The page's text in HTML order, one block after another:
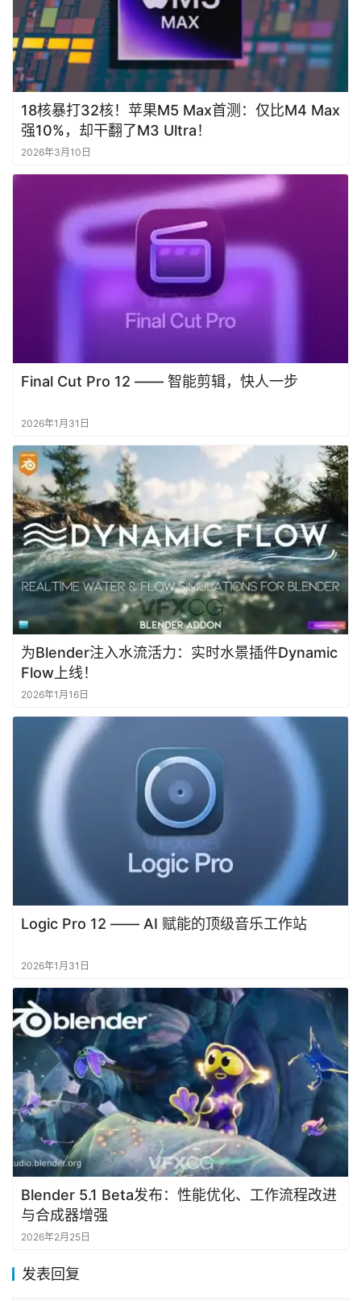
18核暴打32核！苹果M5 Max首测：仅比M4 Max
强10%，却干翻了M3 Ultra！
2026年3月10日
Final Cut Pro 12 —— 智能剪辑，快人一步
2026年1月31日
为Blender注入水流活力：实时水景插件Dynamic
Flow上线！
2026年1月16日
Logic Pro 12 —— AI 赋能的顶级音乐工作站
2026年1月31日
Blender 5.1 Beta发布：性能优化、工作流程改进
与合成器增强
2026年2月25日
发表回复